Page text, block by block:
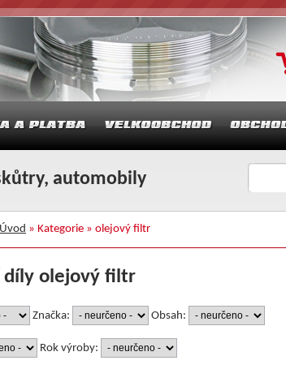
automobily
Úvod » Kategorie » olejový filtr
díly olejový filtr
Značka: Obsah:
Rok výroby: